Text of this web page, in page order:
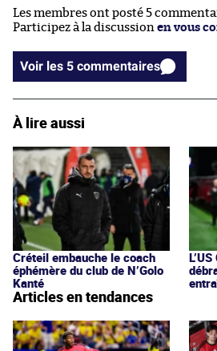
Les membres ont posté 5
Participez à la discussion en vous
Voir les 5 commentaires
À lire aussi
Créteil embauche le coach
éphémère du club de N’Golo
Kanté
Articles en tendances